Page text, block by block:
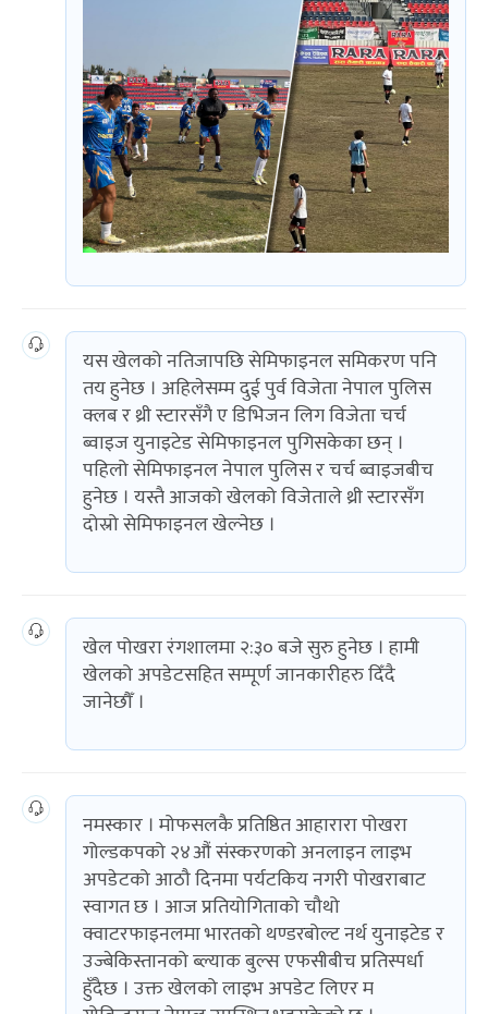
यस खेलको नतिजापछि सेमिफाइनल समिकरण पनि
तय हुनेछ । अहिलेसम्म दुई पुर्व विजेता नेपाल पुलिस
क्लब र थ्री स्टारसँगै ए डिभिजन लिग विजेता चर्च
ब्वाइज युनाइटेड सेमिफाइनल पुगिसकेका छन् ।
पहिलो सेमिफाइनल नेपाल पुलिस र चर्च ब्वाइजबीच
हुनेछ । यस्तै आजको खेलको विजेताले थ्री स्टारसँग
दोस्रो सेमिफाइनल खेल्नेछ ।
खेल पोखरा रंगशालमा २:३० बजे सुरु हुनेछ । हामी
खेलको अपडेटसहित सम्पूर्ण जानकारीहरु दिँदै
जानेछौँ ।
नमस्कार । मोफसलकै प्रतिष्ठित आहारारा पोखरा
गोल्डकपको २४औं संस्करणको अनलाइन लाइभ
अपडेटको आठौ दिनमा पर्यटकिय नगरी पोखराबाट
स्वागत छ । आज प्रतियोगिताको चौथो
क्वाटरफाइनलमा भारतको थण्डरबोल्ट नर्थ युनाइटेड र
उज्बेकिस्तानको ब्ल्याक बुल्स एफसीबीच प्रतिस्पर्धा
हुँदैछ । उक्त खेलको लाइभ अपडेट लिएर म